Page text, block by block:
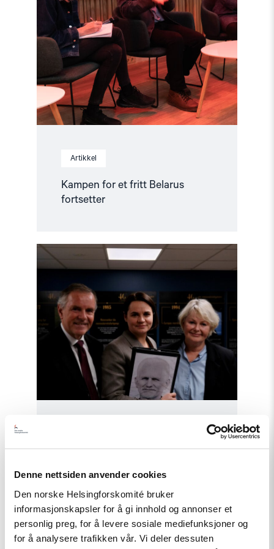
Denne nettsiden anvender cookies
Den norske Helsingforskomité bruker
informasjonskapsler for å gi innhold og annonser et
personlig preg, for å levere sosiale mediefunksjoner og
for å analysere trafikken vår. Vi deler dessuten
Artikkel
Kampen for et fritt Belarus
fortsetter
Lindeman medalje for sitt arbeid
for Belarus
Read
article
"Tsikhanowskaja
Lindeman
medalje
for
sitt
arbeid
for
Belarus"
Read